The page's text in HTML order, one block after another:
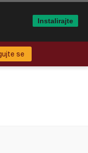
se
Instalirajte